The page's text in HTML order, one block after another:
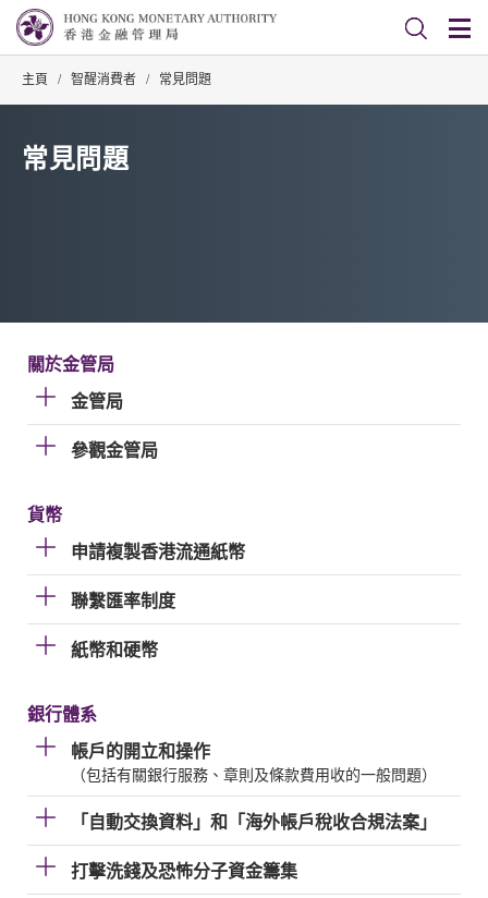
主頁 / 智醒消費者 / 常見問題
常見問題
關於金管局
金管局
參觀金管局
貨幣
申請複製香港流通紙幣
聯繫匯率制度
紙幣和硬幣
銀行體系
帳戶的開立和操作
（包括有關銀行服務、章則及條款費用收的一般問題）
「自動交換資料」和「海外帳戶稅收合規法案」
打擊洗錢及恐怖分子資金籌集